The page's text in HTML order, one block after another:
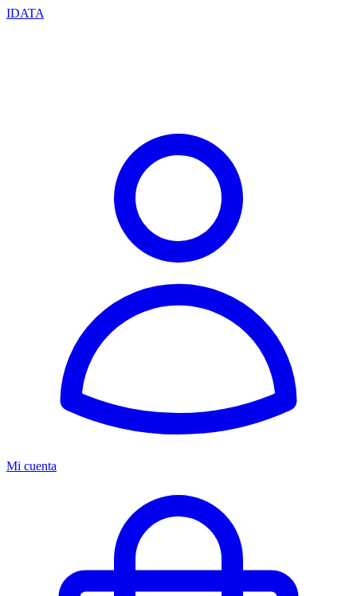
IDATA
Mi cuenta